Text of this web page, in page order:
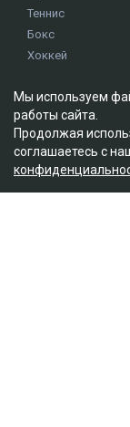
Теннис
Бокс
Хоккей
Истории
Олимпиада
Редакция
О проекте
Мы используем
работы сайта.
Продолжая
соглашаетесь с